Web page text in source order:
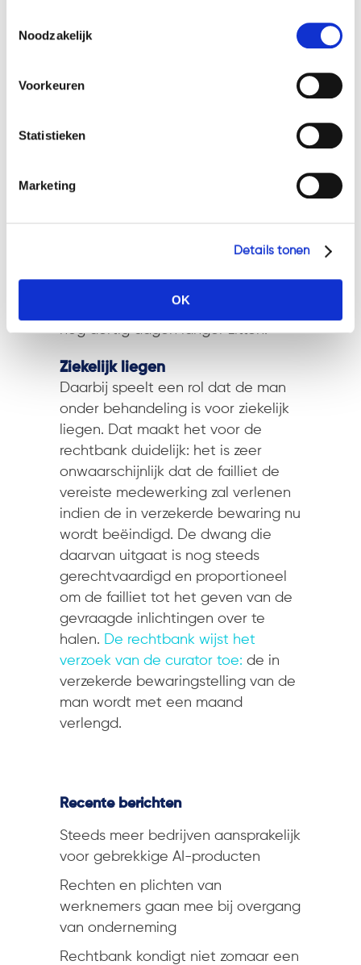
Welke cookies wij gebruiken, ziet u in de cookiebalk
hieronder. Mocht u meer informatie willen over onze
op: https://watsonlaw.nl/privacy/
Noodzakelijk
Voorkeuren
Statistieken
Marketing
Details tonen
OK
Persoonlijke vrijheid
rekening houden met het Europese
Mens, waarin het recht op vrijheid
afweging maken of een
voortgezette inbreuk op de
valt in zijn nadeel uit: de man moet
nog dertig dagen langer zitten.
Ziekelijk liegen
Daarbij speelt een rol dat de man
onder behandeling is voor ziekelijk
liegen. Dat maakt het voor de
rechtbank duidelijk: het is zeer
onwaarschijnlijk dat de failliet de
vereiste medewerking zal verlenen
indien de in verzekerde bewaring nu
wordt beëindigd. De dwang die
daarvan uitgaat is nog steeds
gerechtvaardigd en proportioneel
om de failliet tot het geven van de
gevraagde inlichtingen over te
halen. De rechtbank wijst het
verzoek van de curator toe: de in
verzekerde bewaringstelling van de
man wordt met een maand
verlengd.
Recente berichten
Steeds meer bedrijven aansprakelijk
voor gebrekkige AI-producten
Rechten en plichten van
werknemers gaan mee bij overgang
van onderneming
Rechtbank kondigt niet zomaar een